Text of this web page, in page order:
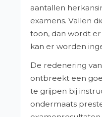
aantallen
examens. Vallen
toon, dan wordt
kan er worden
De redenering
ontbreekt een
te grijpen bij
ondermaats